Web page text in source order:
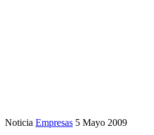
Noticia Empresas 5 Mayo 2009